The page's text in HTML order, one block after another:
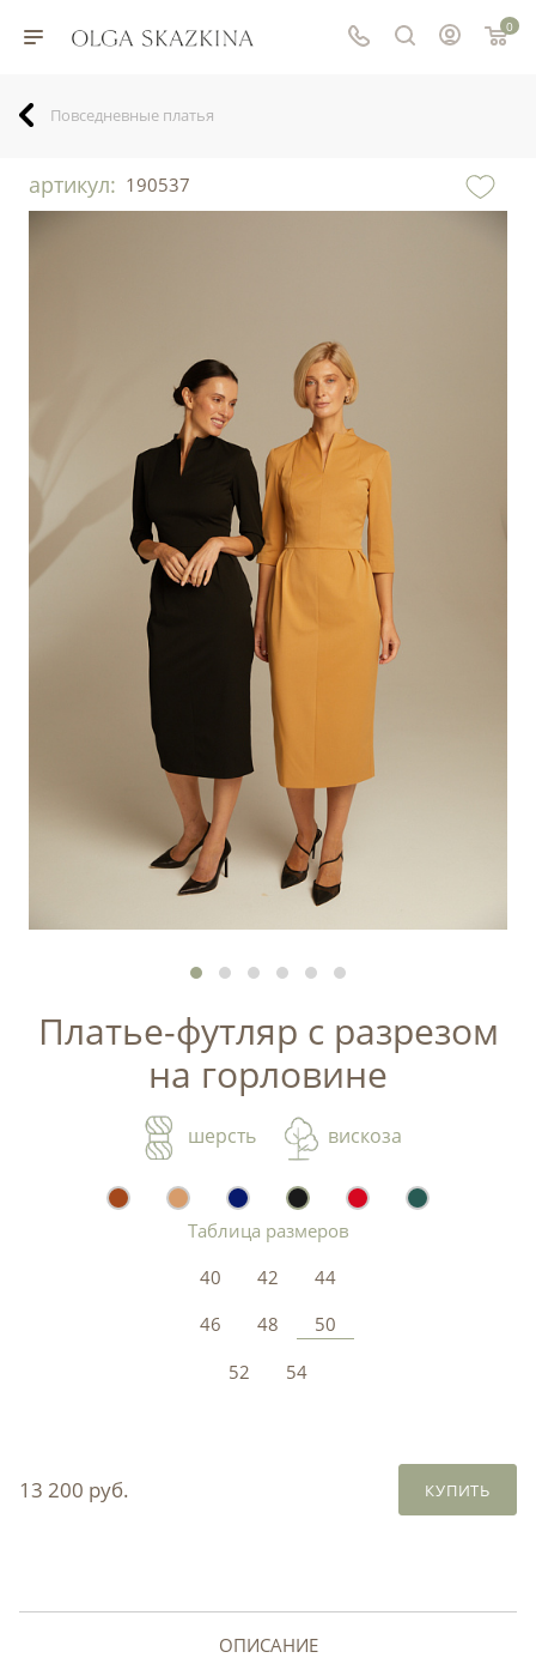
0
Повседневные платья
артикул: 190537
Платье-футляр с разрезом
на горловине
шерсть вискоза
Таблица размеров
40
42
44
46
48
50
52
54
13 200 руб. КУПИТЬ
ОПИСАНИЕ